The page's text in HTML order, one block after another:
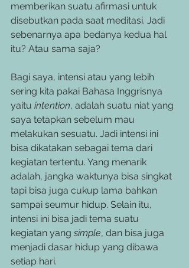
memberikan suatu afirmasi untuk
disebutkan pada saat meditasi. Jadi
sebenarnya apa bedanya kedua hal
itu? Atau sama saja?
Bagi saya, intensi atau yang lebih
sering kita pakai Bahasa Inggrisnya
yaitu intention, adalah suatu niat yang
saya tetapkan sebelum mau
melakukan sesuatu. Jadi intensi ini
bisa dikatakan sebagai tema dari
kegiatan tertentu. Yang menarik
adalah, jangka waktunya bisa singkat
tapi bisa juga cukup lama bahkan
sampai seumur hidup. Selain itu,
intensi ini bisa jadi tema suatu
kegiatan yang simple, dan bisa juga
menjadi dasar hidup yang dibawa
setiap hari.